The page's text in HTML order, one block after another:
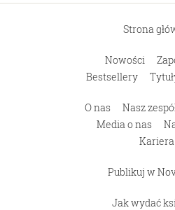
Strona
Nowości
Bestsellery
O nas Nasz
Media o nas
Kariera
Publikuj w
Jak wydać